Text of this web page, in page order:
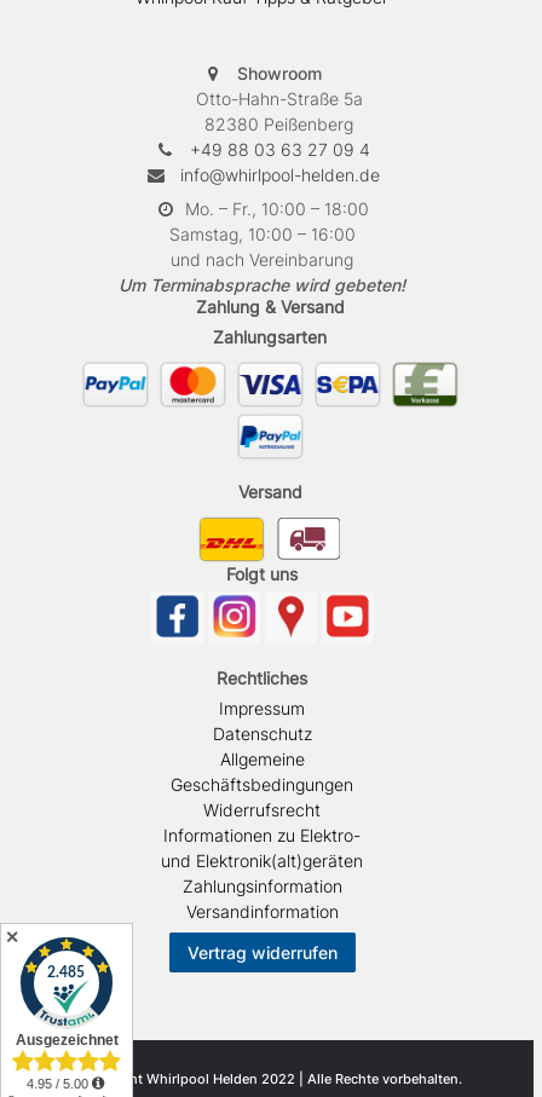
Showroom
Otto-Hahn-Straße 5a
82380 Peißenberg
+49 88 03 63 27 09 4
info@whirlpool-helden.de
Mo. – Fr., 10:00 – 18:00
Samstag, 10:00 – 16:00
und nach Vereinbarung
Um Terminabsprache wird gebeten!
Zahlung & Versand
Zahlungsarten
Versand
Folgt uns
Rechtliches
Impressum
Datenschutz
Allgemeine
Geschäftsbedingungen
Widerrufsrecht
Informationen zu Elektro-
und Elektronik(alt)geräten
Zahlungsinformation
Versandinformation
Vertrag widerrufen
© Copyright Whirlpool Helden 2022 | Alle Rechte vorbehalten.
✕